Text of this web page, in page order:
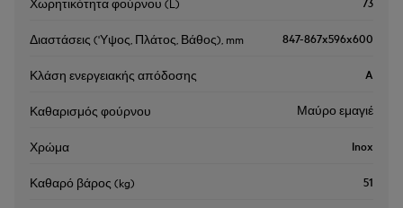
Διαστάσεις ('Υψος, Πλάτος, Βάθος), mm 847-867x596x600
Κλάση ενεργειακής απόδοσης A
Καθαρισμός φούρνου Μαύρο εμαγιέ
Χρώμα Inox
Καθαρό βάρος (kg) 51